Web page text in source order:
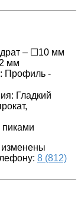
– ☐10 мм
мм
Профиль -
Гладкий
пиками
изменены
8 (812)